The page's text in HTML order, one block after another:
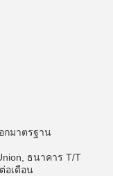
กมาตรฐาน
ธนาคาร T/T
อเดือน